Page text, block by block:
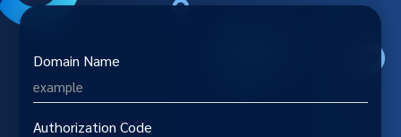
Domain Name
Authorization Code